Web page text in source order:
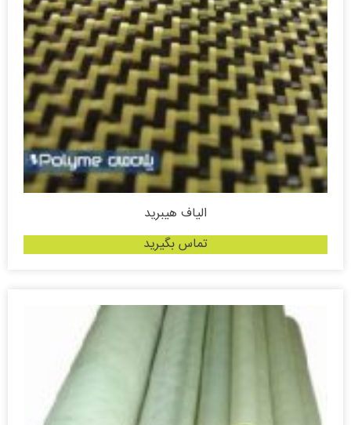
الیاف هیبرید
تماس بگیرید